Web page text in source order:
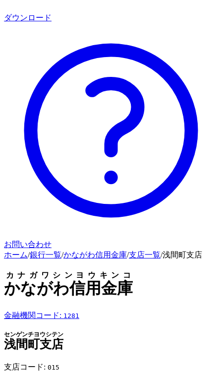
ダウンロード
お問い合わせ
ホーム/銀行一覧/かながわ信用金庫/支店一覧/浅間町支店
かながわ信用金庫
カナガワシンヨウキンコ
金融機関コード: 1281
浅間町支店
センゲンチヨウシテン
支店コード: 015